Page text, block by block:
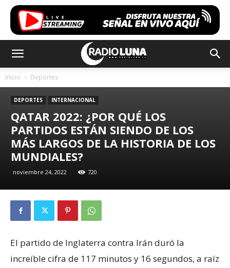
Inicio Deportes
DEPORTES INTERNACIONAL
QATAR 2022: ¿POR QUÉ LOS
PARTIDOS ESTÁN SIENDO DE LOS
MÁS LARGOS DE LA HISTORIA DE LOS
MUNDIALES?
noviembre 24, 2022 720
El partido de Inglaterra contra Irán duró la
increíble cifra de 117 minutos y 16 segundos, a raíz